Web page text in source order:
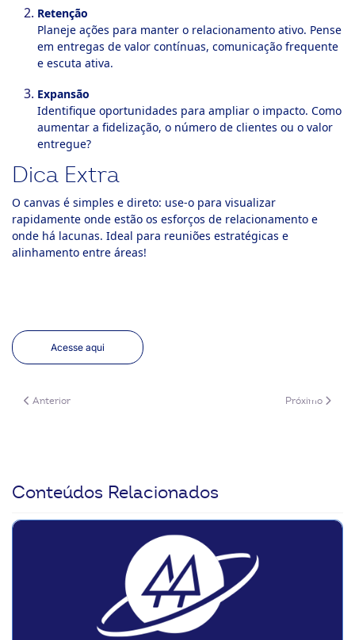
Retenção
Planeje ações para manter o relacionamento ativo. Pense
em entregas de valor contínuas, comunicação frequente
e escuta ativa.
Expansão
Identifique oportunidades para ampliar o impacto. Como
aumentar a fidelização, o número de clientes ou o valor
entregue?
Dica Extra
O canvas é simples e direto: use-o para visualizar
rapidamente onde estão os esforços de relacionamento e
onde há lacunas. Ideal para reuniões estratégicas e
alinhamento entre áreas!
Acesse aqui
Artigo anterior: Canvas de Exploração do Desafio
Anterior Próximo
Próximo
Conteúdos Relacionados